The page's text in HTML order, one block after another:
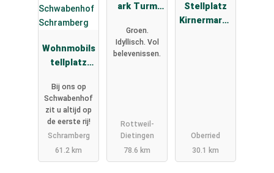
Wohnmobils
tellplatz
of
Schramberg
Bij ons op
Schwabenhof
zit u altijd op
de eerste rij!
Schramberg
61.2 km
ark Turm
Kristalle
Groen.
Idyllisch. Vol
belevenissen.
Rottweil-
Dietingen
78.6 km
Stellplatz
Kirnermarte
Oberried
30.1 km